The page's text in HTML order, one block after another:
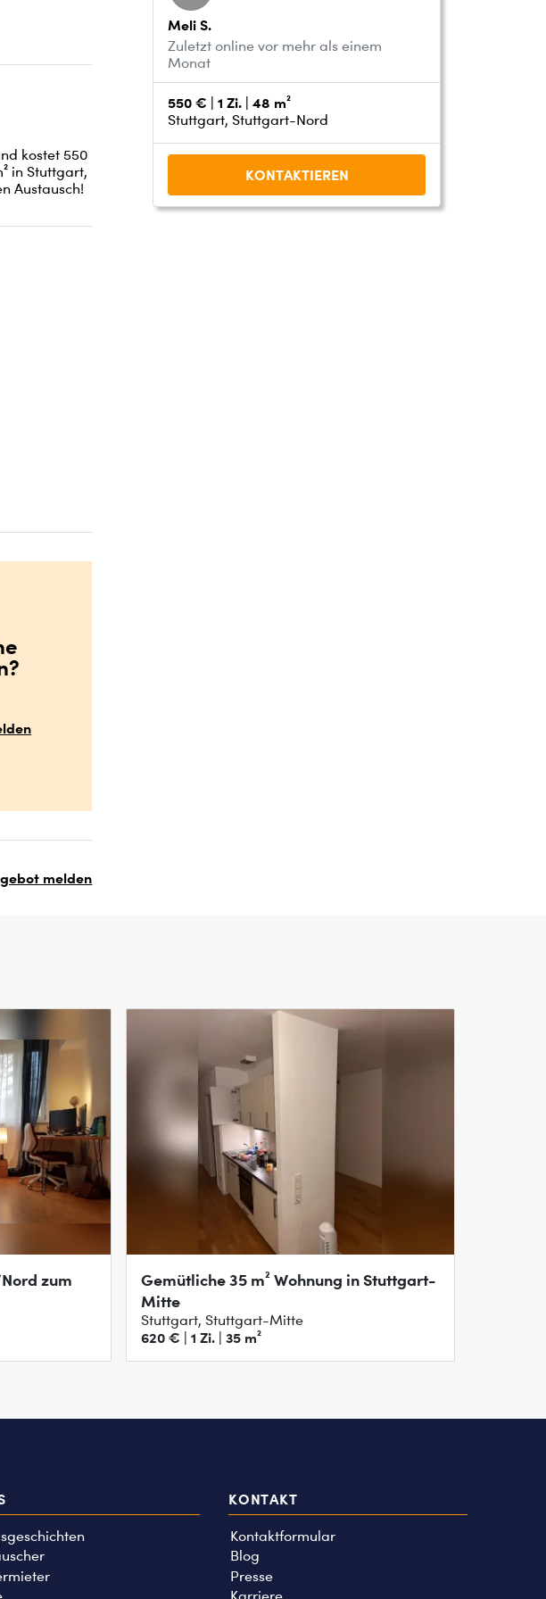
kostet 550
in Stuttgart,
Austausch!
melden
Meli S.
Zuletzt online vor mehr als einem
Monat
550 € | 1 Zi. | 48 m²
Stuttgart, Stuttgart-Nord
KONTAKTIEREN
zum
Gemütliche 35 m² Wohnung in Stuttgart-
Mitte
Stuttgart, Stuttgart-Mitte
620 € | 1 Zi. | 35 m²
KONTAKT
Kontaktformular
Blog
Presse